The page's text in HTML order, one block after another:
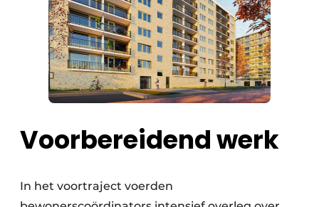
Voorbereidend werk
In het voortraject voerden